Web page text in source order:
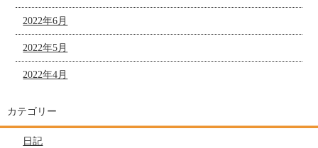
2022年6月
2022年5月
2022年4月
カテゴリー
日記